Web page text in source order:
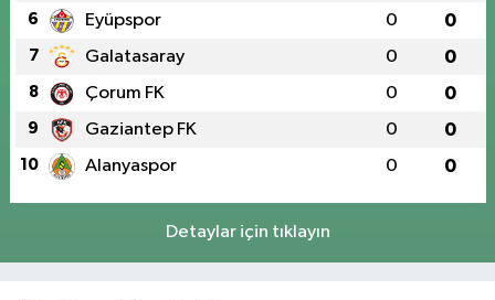
6 Eyüpspor 0 0
7 Galatasaray 0 0
8 Çorum FK 0 0
9 Gaziantep FK 0 0
10 Alanyaspor 0 0
Detaylar için tıklayın